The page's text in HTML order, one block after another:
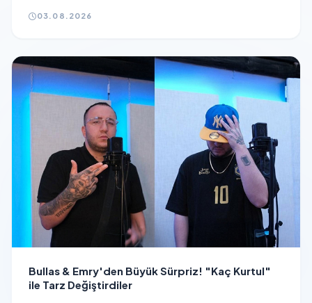
03.08.2026
Bullas & Emry'den Büyük Sürpriz! "Kaç Kurtul"
ile Tarz Değiştirdiler